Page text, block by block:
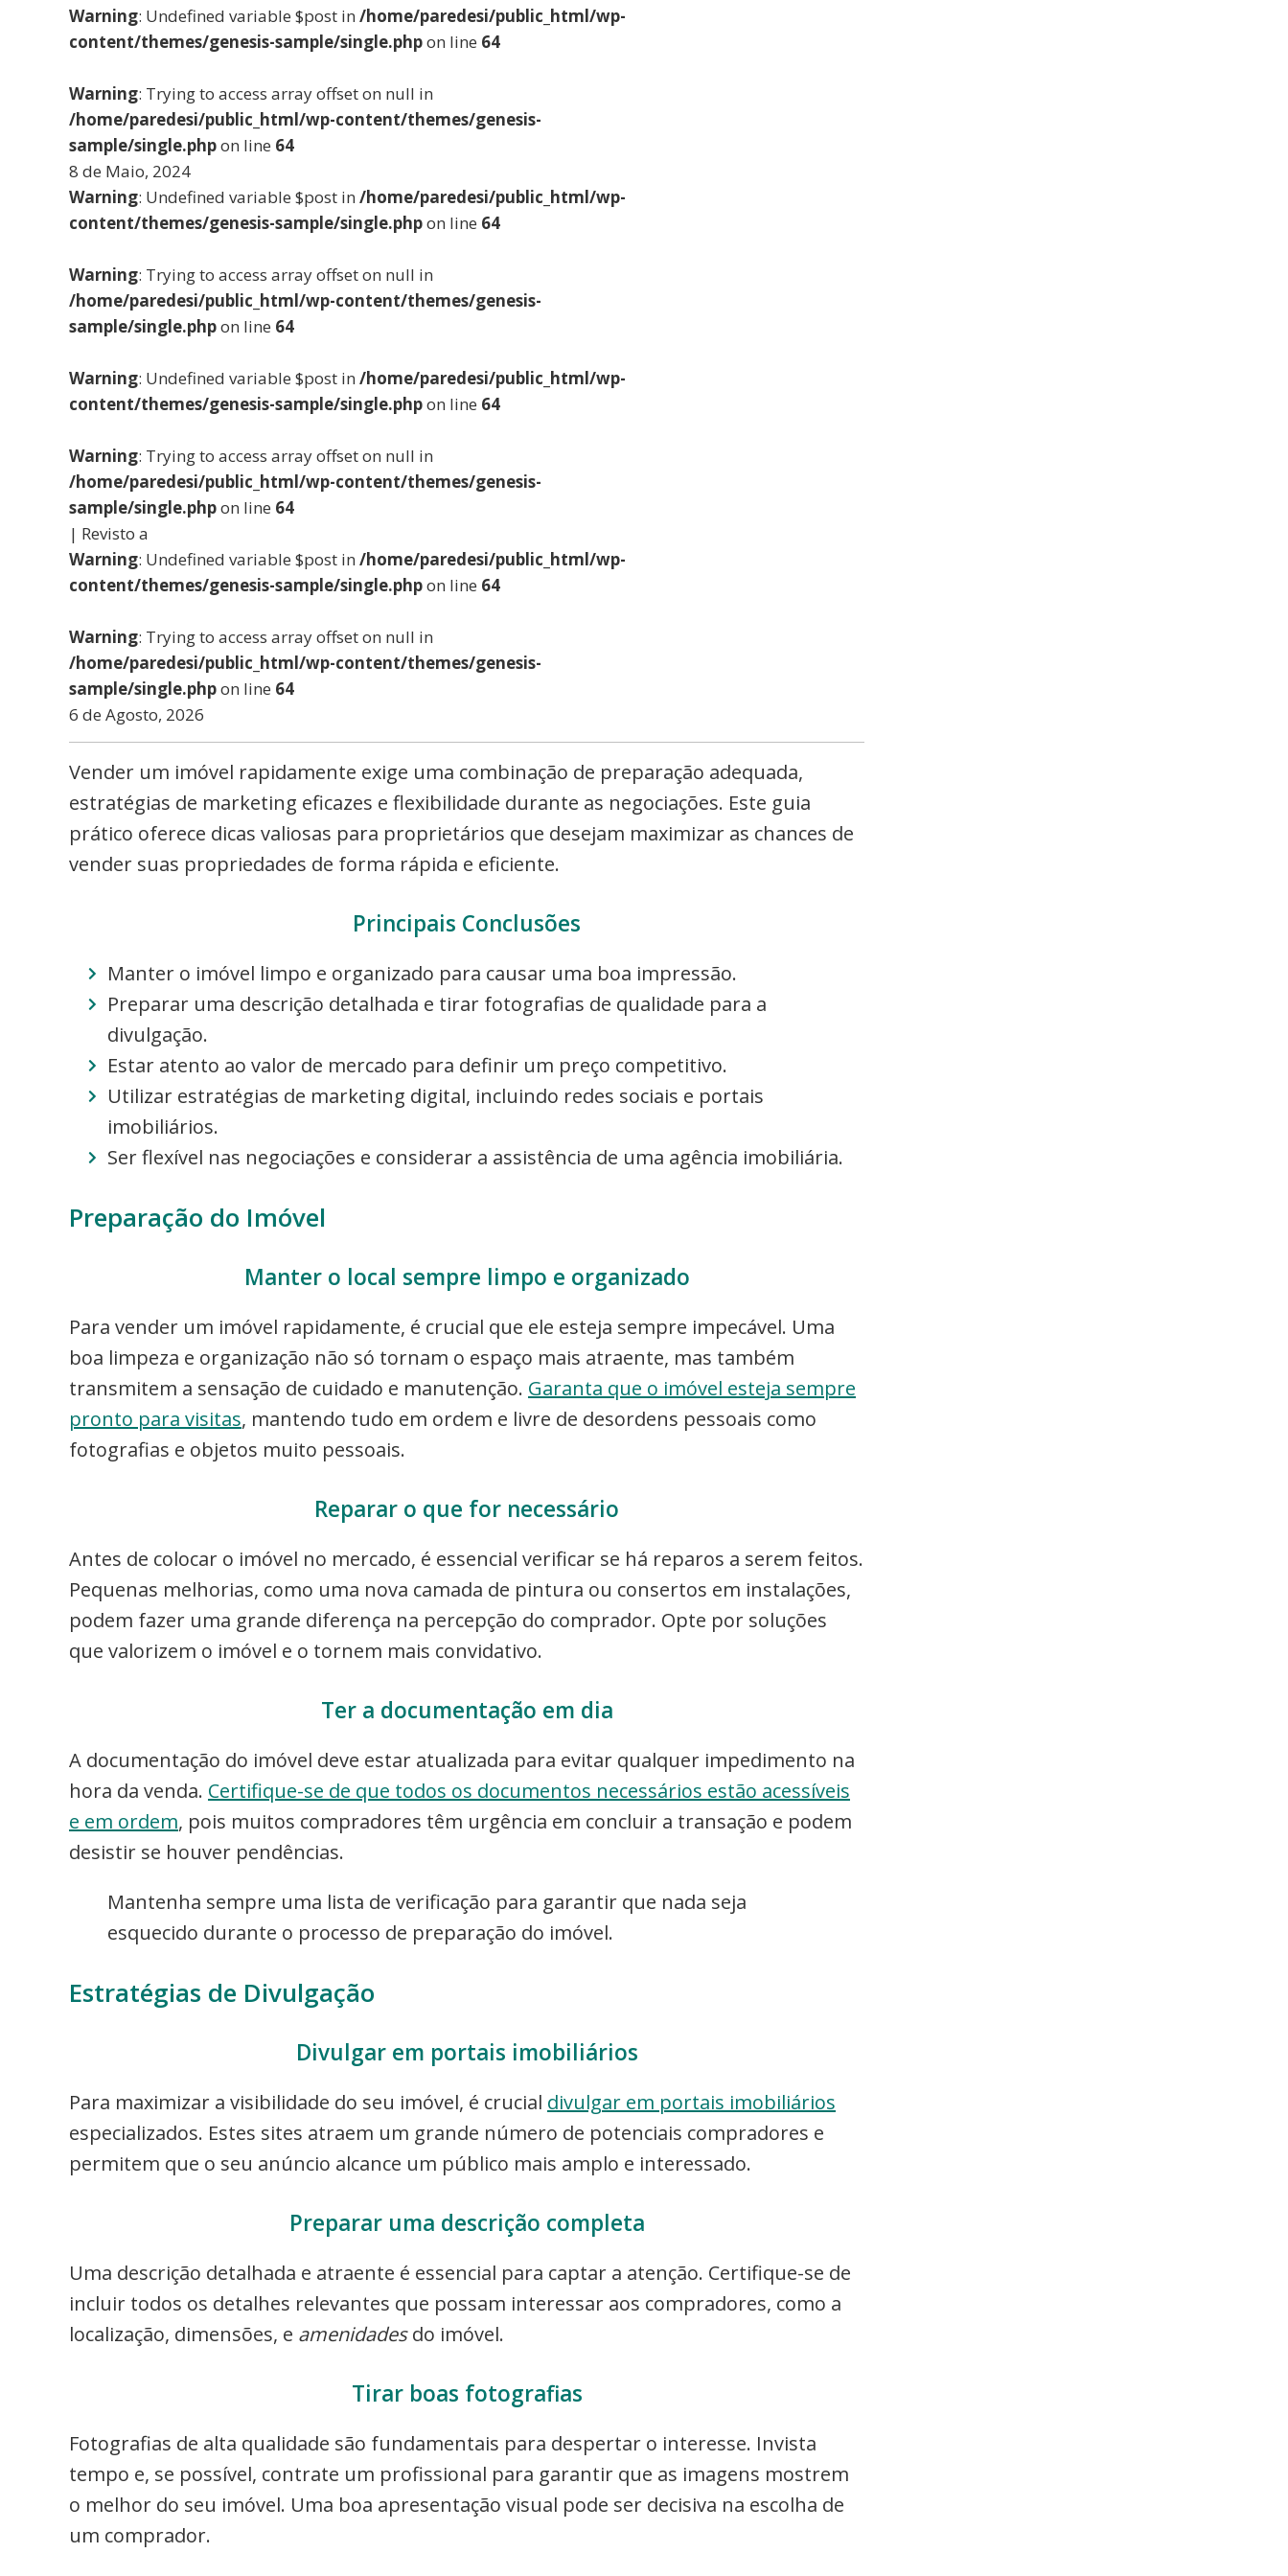
Warning: Undefined variable $post in /home/paredesi/public_html/wp-
content/themes/genesis-sample/single.phpon line 64
Warning: Trying to access array offset on null in
/home/paredesi/public_html/wp-content/themes/genesis-
sample/single.phpon line 64
8 de Maio, 2024
Warning: Undefined variable $post in /home/paredesi/public_html/wp-
content/themes/genesis-sample/single.phpon line 64
Warning: Trying to access array offset on null in
/home/paredesi/public_html/wp-content/themes/genesis-
sample/single.phpon line 64
Warning: Undefined variable $post in /home/paredesi/public_html/wp-
content/themes/genesis-sample/single.phpon line 64
Warning: Trying to access array offset on null in
/home/paredesi/public_html/wp-content/themes/genesis-
sample/single.phpon line 64
| Revisto a
Warning: Undefined variable $post in /home/paredesi/public_html/wp-
content/themes/genesis-sample/single.phpon line 64
Warning: Trying to access array offset on null in
/home/paredesi/public_html/wp-content/themes/genesis-
sample/single.phpon line 64
6 de Agosto, 2026
Vender um imóvel rapidamente exige uma combinação de preparação adequada,
estratégias de marketing eficazes e flexibilidade durante as negociações. Este guia
prático oferece dicas valiosas para proprietários que desejam maximizar as chances de
vender suas propriedades de forma rápida e eficiente.
Principais Conclusões
Manter o imóvel limpo e organizado para causar uma boa impressão.
Preparar uma descrição detalhada e tirar fotografias de qualidade para a
divulgação.
Estar atento ao valor de mercado para definir um preço competitivo.
Utilizar estratégias de marketing digital, incluindo redes sociais e portais
imobiliários.
Ser flexível nas negociações e considerar a assistência de uma agência imobiliária.
Preparação do Imóvel
Manter o local sempre limpo e organizado
Para vender um imóvel rapidamente, é crucial que ele esteja sempre impecável. Uma
boa limpeza e organização não só tornam o espaço mais atraente, mas também
transmitem a sensação de cuidado e manutenção. Garanta que o imóvel esteja sempre
pronto para visitas, mantendo tudo em ordem e livre de desordens pessoais como
fotografias e objetos muito pessoais.
Reparar o que for necessário
Antes de colocar o imóvel no mercado, é essencial verificar se há reparos a serem feitos.
Pequenas melhorias, como uma nova camada de pintura ou consertos em instalações,
podem fazer uma grande diferença na percepção do comprador. Opte por soluções
que valorizem o imóvel e o tornem mais convidativo.
Ter a documentação em dia
A documentação do imóvel deve estar atualizada para evitar qualquer impedimento na
hora da venda. Certifique-se de que todos os documentos necessários estão acessíveis
e em ordem, pois muitos compradores têm urgência em concluir a transação e podem
desistir se houver pendências.
Mantenha sempre uma lista de verificação para garantir que nada seja
esquecido durante o processo de preparação do imóvel.
Estratégias de Divulgação
Divulgar em portais imobiliários
Para maximizar a visibilidade do seu imóvel, é crucial divulgar em portais imobiliários
especializados. Estes sites atraem um grande número de potenciais compradores e
permitem que o seu anúncio alcance um público mais amplo e interessado.
Preparar uma descrição completa
Uma descrição detalhada e atraente é essencial para captar a atenção. Certifique-se de
incluir todos os detalhes relevantes que possam interessar aos compradores, como a
localização, dimensões, e amenidadesdo imóvel.
Tirar boas fotografias
Fotografias de alta qualidade são fundamentais para despertar o interesse. Invista
tempo e, se possível, contrate um profissional para garantir que as imagens mostrem
o melhor do seu imóvel. Uma boa apresentação visual pode ser decisiva na escolha de
um comprador.